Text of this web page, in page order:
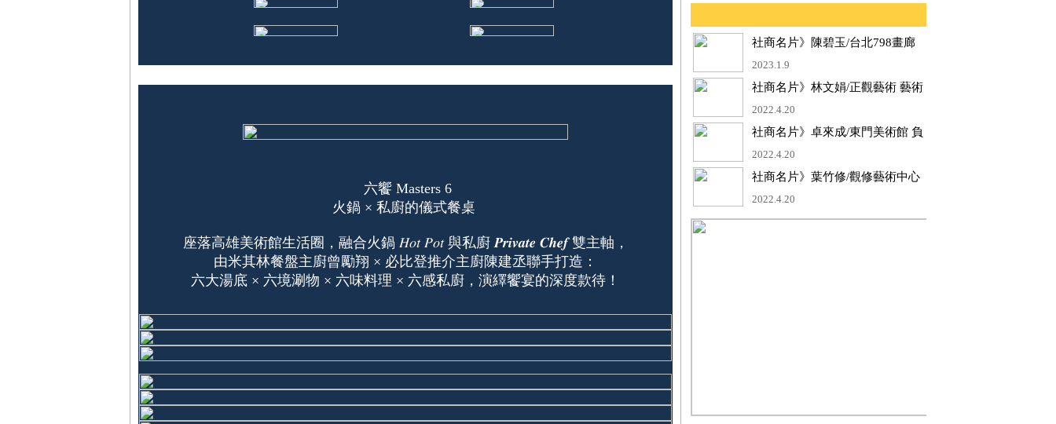
六饗 Masters 6
火鍋 × 私廚的儀式餐桌
座落高雄美術館生活圈，融合火鍋 𝐻𝑜𝑡 𝑃𝑜𝑡 與私廚 𝑷𝒓𝒊𝒗𝒂𝒕𝒆 𝑪𝒉𝒆𝒇 雙主軸，
由米其林餐盤主廚曾勵翔 × 必比登推介主廚陳建丞聯手打造：
六大湯底 × 六境涮物 × 六味料理 × 六感私廚，演繹饗宴的深度款待！
社商名片》陳碧玉/台北798畫廊
負責人
2023.1.9
社商名片》林文娟/正觀藝術 藝術
總監
2022.4.20
社商名片》卓來成/東門美術館 負
責人 館長
2022.4.20
社商名片》葉竹修/觀修藝術中心
負責人/藝術創作
2022.4.20